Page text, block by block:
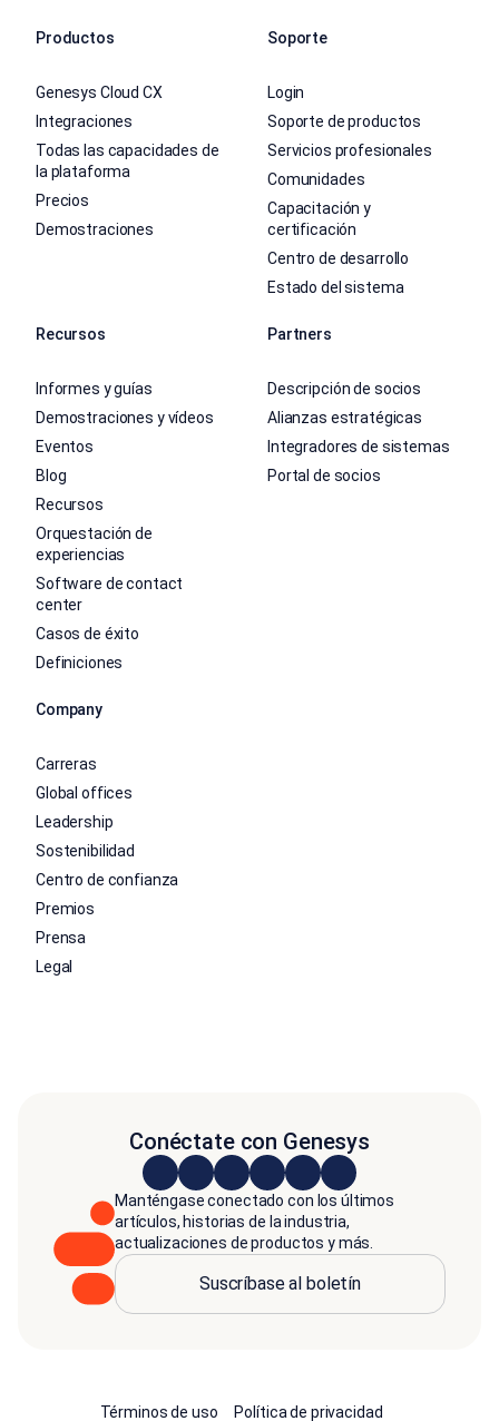
Productos
Genesys Cloud CX
Integraciones
Todas las capacidades de
la plataforma
Precios
Demostraciones
Soporte
Login
Soporte de productos
Servicios profesionales
Comunidades
Capacitación y
certificación
Centro de desarrollo
Estado del sistema
Recursos
Informes y guías
Demostraciones y vídeos
Eventos
Blog
Recursos
Orquestación de
experiencias
Software de contact
center
Casos de éxito
Definiciones
Partners
Descripción de socios
Alianzas estratégicas
Integradores de sistemas
Portal de socios
Company
Carreras
Global offices
Leadership
Sostenibilidad
Centro de confianza
Premios
Prensa
Legal
Conéctate con Genesys
Manténgase conectado con los últimos
artículos, historias de la industria,
actualizaciones de productos y más.
Suscríbase al boletín
Términos de uso Política de privacidad